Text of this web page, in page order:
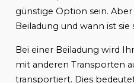
günstige Option sein. Aber
Beiladung und wann ist sie
Bei einer Beiladung wird
mit anderen Transporten
transportiert. Dies